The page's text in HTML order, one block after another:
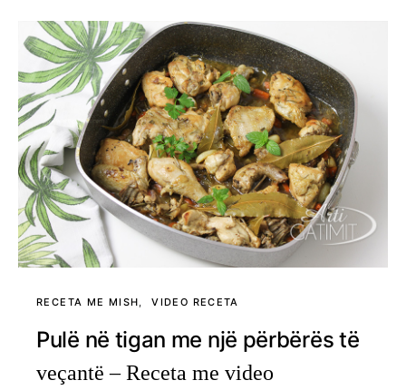
RECETA ME MISH VIDEO RECETA
Pulë në tigan me një përbërës të
veçantë – Receta me video